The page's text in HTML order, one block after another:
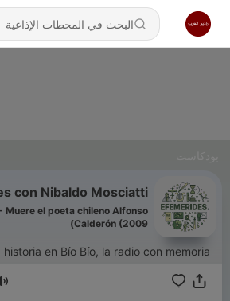
con Nibaldo Mosciatti
Muere el poeta chileno Alfonso
Calderón (2009)
en Bío Bío, la radio con memoria.